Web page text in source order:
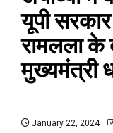
यूपी
रामलला के
मुख्यमंत्री
January 22, 2024